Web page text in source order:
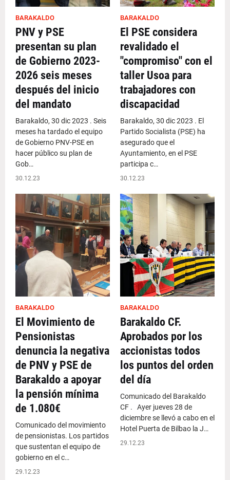
BARAKALDO
PNV y PSE
presentan su plan
de Gobierno 2023-
2026 seis meses
después del inicio
del mandato
Barakaldo, 30 dic 2023 . Seis
meses ha tardado el equipo
de Gobierno PNV-PSE en
hacer público su plan de
Gob…
30.12.23
BARAKALDO
El PSE considera
revalidado el
"compromiso" con el
taller Usoa para
trabajadores con
discapacidad
Barakaldo, 30 dic 2023 . El
Partido Socialista (PSE) ha
asegurado que el
Ayuntamiento, en el PSE
participa c…
30.12.23
BARAKALDO
El Movimiento de
Pensionistas
denuncia la negativa
de PNV y PSE de
Barakaldo a apoyar
la pensión mínima
de 1.080€
Comunicado del movimiento
de pensionistas. Los partidos
que sustentan el equipo de
gobierno en el c…
29.12.23
BARAKALDO
Barakaldo CF.
Aprobados por los
accionistas todos
los puntos del orden
del día
Comunicado del Barakaldo
CF . Ayer jueves 28 de
diciembre se llevó a cabo en el
Hotel Puerta de Bilbao la J…
29.12.23